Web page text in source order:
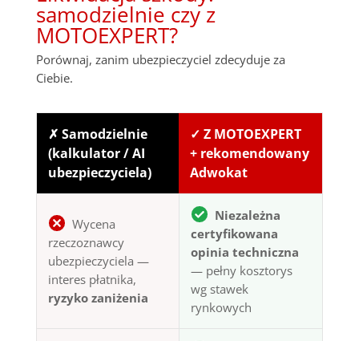
samodzielnie czy z
MOTOEXPERT?
Porównaj, zanim ubezpieczyciel zdecyduje za
Ciebie.
✗ Samodzielnie
(kalkulator / AI
ubezpieczyciela)
✓ Z MOTOEXPERT
+ rekomendowany
Adwokat
Wycena
rzeczoznawcy
ubezpieczyciela —
interes płatnika,
ryzyko zaniżenia
Niezależna
certyfikowana
opinia techniczna
— pełny kosztorys
wg stawek
rynkowych